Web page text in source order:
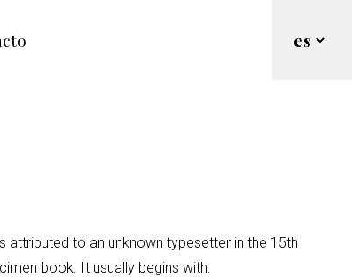
attributed to an unknown typesetter in the 15th
book. It usually begins with: